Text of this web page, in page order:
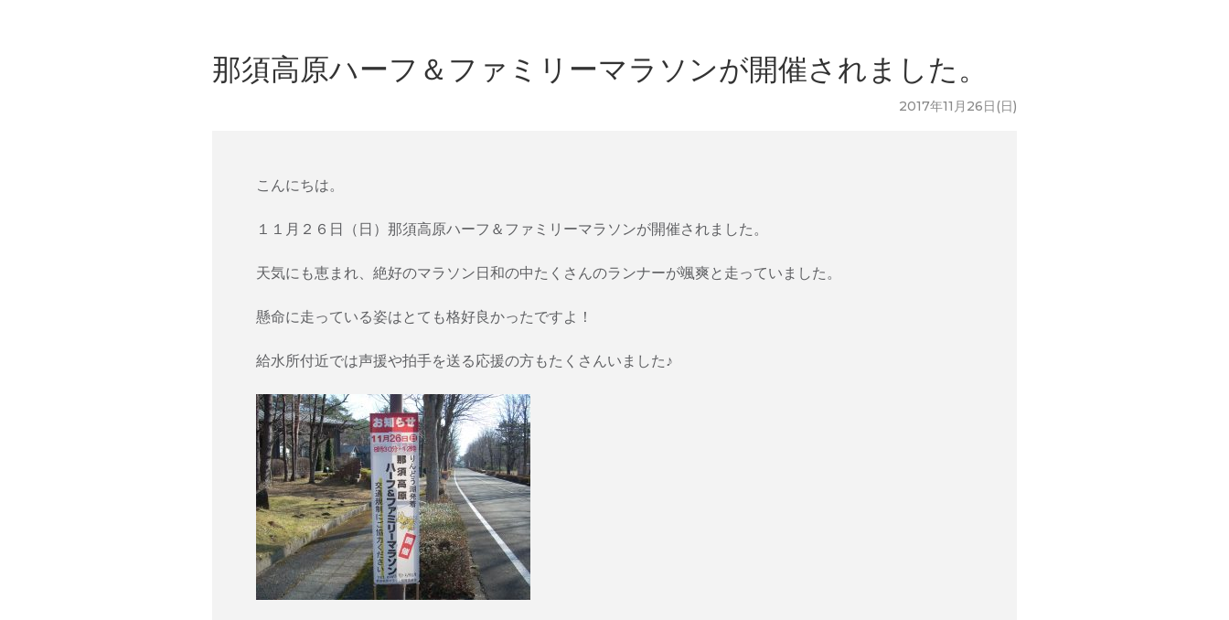
那須高原ハーフ＆ファミリーマラソンが開催されました。
2017年11月26日(日)
こんにちは。
１１月２６日（日）那須高原ハーフ＆ファミリーマラソンが開催されました。
天気にも恵まれ、絶好のマラソン日和の中たくさんのランナーが颯爽と走っていました。
懸命に走っている姿はとても格好良かったですよ！
給水所付近では声援や拍手を送る応援の方もたくさんいました♪